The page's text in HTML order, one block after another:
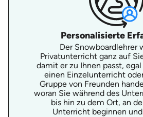
Personalisierte
Der Snowboardlehrer
Privatunterricht ganz auf
damit er zu Ihnen passt,
einen Einzelunterricht
Gruppe von Freunden
woran Sie während des
bis hin zu dem Ort, an
Unterricht beginnen